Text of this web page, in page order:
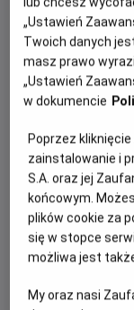
PREMIERA
27 lutego 2025
REŻYSERIA
Marius Petipa , Lev
OPIS FILMU
łabędzi. Kiedy
kobietę, Odettę,
kobietę został
niewoli,
nocy. Von
zastawia na
samym złamał
„Ustawień
Twoich danych
masz prawo
„Ustawień
w dokumencie
Poprzez kliknięcie
zainstalowanie i
S.A. oraz jej
końcowym.
plików cookie za
się w stopce
możliwa jest
My oraz nasi